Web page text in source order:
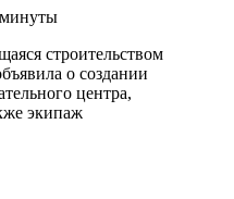
строительством
о создании
центра,
экипаж